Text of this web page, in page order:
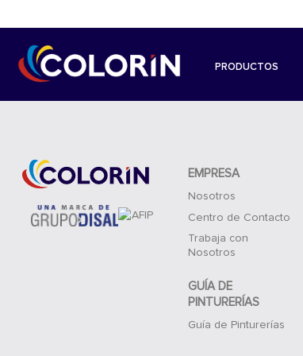
PRODUCTOS
EMPRESA
Nosotros
Centro de Contacto
Trabaja con
Nosotros
GUÍA DE
PINTURERÍAS
Guía de Pinturerías